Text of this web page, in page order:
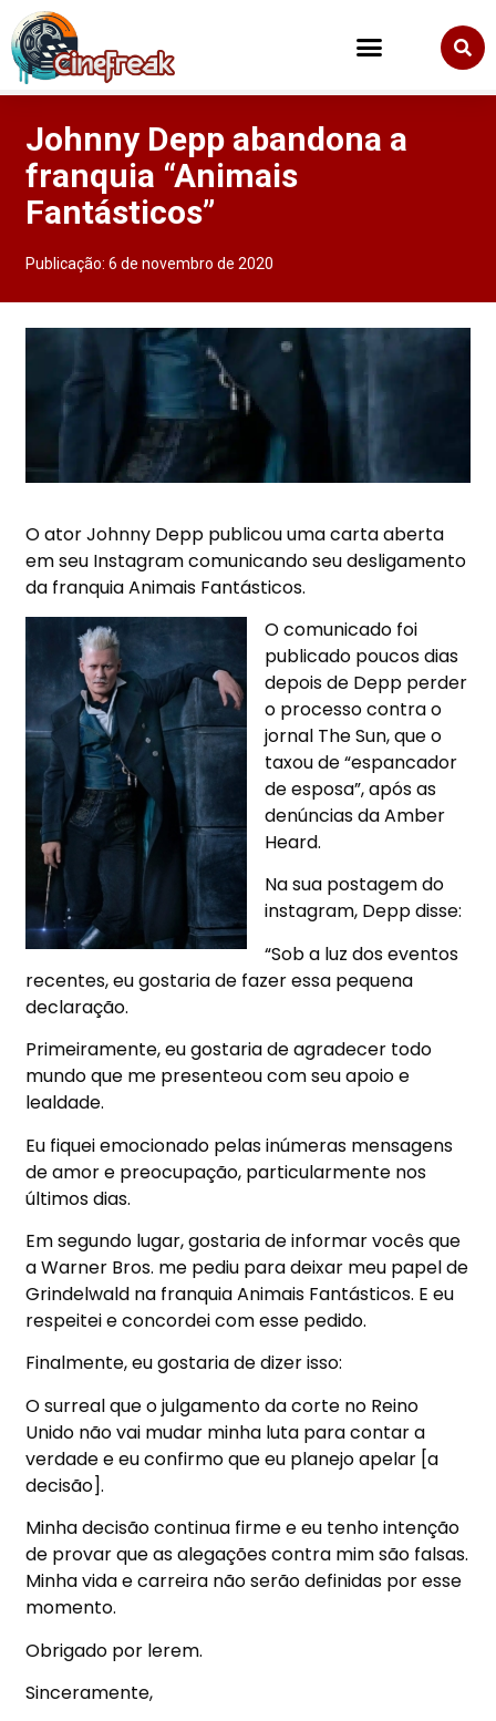
Johnny Depp abandona a
franquia “Animais
Fantásticos”
Publicação:6 de novembro de 2020
O ator Johnny Depp publicou uma carta aberta
em seu Instagram comunicando seu desligamento
da franquia Animais Fantásticos.
O comunicado foi
publicado poucos dias
depois de Depp perder
o processo contra o
jornal The Sun, que o
taxou de “espancador
de esposa”, após as
denúncias da Amber
Heard.
Na sua postagem do
instagram, Depp disse:
“Sob a luz dos eventos
recentes, eu gostaria de fazer essa pequena
declaração.
Primeiramente, eu gostaria de agradecer todo
mundo que me presenteou com seu apoio e
lealdade.
Eu fiquei emocionado pelas inúmeras mensagens
de amor e preocupação, particularmente nos
últimos dias.
Em segundo lugar, gostaria de informar vocês que
a Warner Bros. me pediu para deixar meu papel de
Grindelwald na franquia Animais Fantásticos. E eu
respeitei e concordei com esse pedido.
Finalmente, eu gostaria de dizer isso:
O surreal que o julgamento da corte no Reino
Unido não vai mudar minha luta para contar a
verdade e eu confirmo que eu planejo apelar [a
decisão].
Minha decisão continua firme e eu tenho intenção
de provar que as alegações contra mim são falsas.
Minha vida e carreira não serão definidas por esse
momento.
Obrigado por lerem.
Sinceramente,